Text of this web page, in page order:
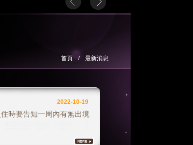
首頁 / 最新消息
2022-10-19
時要告知一周內有無出境